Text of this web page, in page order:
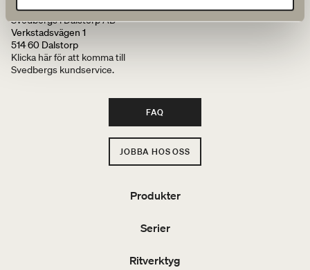
Svedbergs i Dalstorp AB
Verkstadsvägen 1
514 60 Dalstorp
Klicka här för att komma till
Svedbergs kundservice.
FAQ
JOBBA HOS OSS
Produkter
Serier
Ritverktyg